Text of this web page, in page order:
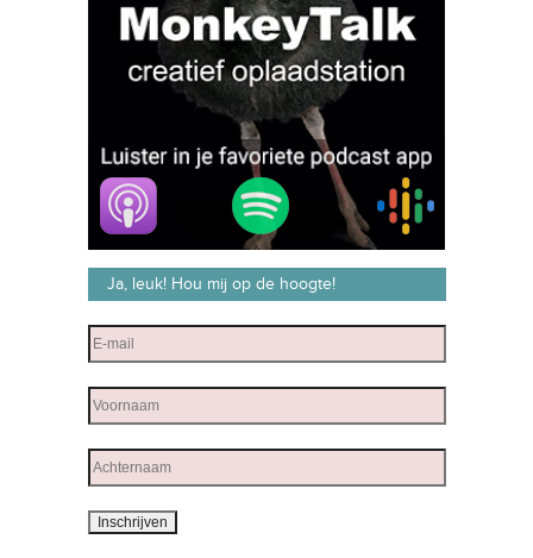
Ja, leuk! Hou mij op de hoogte!